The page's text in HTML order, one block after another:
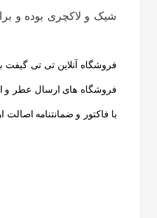
شیک و لاکچری بوده و
فروشگاه آنلاین تی تی
فروشگاه هایارسال عطر و
با فاکتور و ضمانتنامه اصالت